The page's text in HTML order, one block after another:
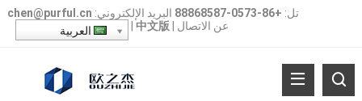
تل: +86-0573-88868587 البريد الإلكتروني: chen@purful.cn
عن الاتصال 中文版 العربية